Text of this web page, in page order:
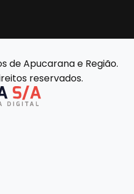
de Apucarana e Região.
reservados.